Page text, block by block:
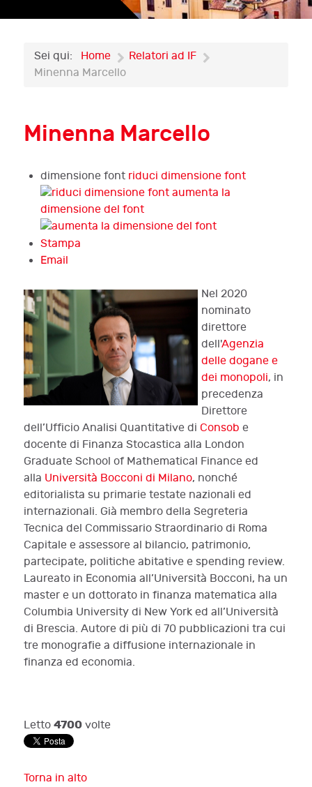
Sei qui: Home
Relatori ad IF
Minenna Marcello
Minenna Marcello
dimensione font riduci dimensione font
aumenta la
dimensione del font
Stampa
Email
Nel 2020
nominato
direttore
dell'Agenzia
delle dogane e
dei monopoli, in
precedenza
Direttore
dell’Ufficio Analisi Quantitative di Consob e
docente di Finanza Stocastica alla London
Graduate School of Mathematical Finance ed
alla Università Bocconi di Milano, nonché
editorialista su primarie testate nazionali ed
internazionali. Già membro della Segreteria
Tecnica del Commissario Straordinario di Roma
Capitale e assessore al bilancio, patrimonio,
partecipate, politiche abitative e spending review.
Laureato in Economia all’Università Bocconi, ha un
master e un dottorato in finanza matematica alla
Columbia University di New York ed all’Università
di Brescia. Autore di più di 70 pubblicazioni tra cui
tre monografie a diffusione internazionale in
finanza ed economia.
Letto 4700 volte
Torna in alto